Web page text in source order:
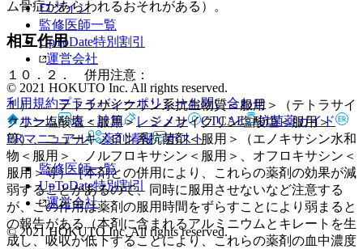
ム骨症があらわれるおそれがある）。
相互作用
１０．２． 併用注意：
１）． テトラサイクリン系抗生物質＜服用＞（テトラサイ
クリン塩酸塩＜服用＞、ミノサイクリン塩酸塩＜服用＞
等）、ニューキノロン系抗菌剤＜服用＞（エノキサシン水和
物＜服用＞、ノルフロキサシン＜服用＞、オフロキサシン＜
服用＞等）［本剤との併用により、これらの薬剤の効果が減
弱することがあるので、同時に服用させないなど注意する
が、この作用は薬剤の服用時間をずらすことにより弱まると
の報告がある（本剤に含まれるアルミニウムとキレートを生
成し、吸収が低下することにより、これらの薬剤の血中濃度
ログイン
監修医師一覧
UpToDate特別割引
運営会社
© 2021 HOKUTO Inc. All rights reserved.
利用規約プライバシーポリシーお問い合わせ
ホーム
表・計算 レジメン CTCAE
抗菌薬ガイド
ERマニュアル
薬剤情報 ポスト
監修医師一覧
UpToDate特別割引
運営会社
© 2021 HOKUTO Inc. All rights reserved.